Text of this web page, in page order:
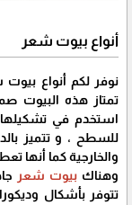
أنواع بيوت شعر
نوفر لكم أنواع
تمتاز هذه البيوت
استخدم في تشكيلها
للسطح ، و تتميز
والخارجية كما أنها
وهناك بيوت شعر
تتوفر بأشكال